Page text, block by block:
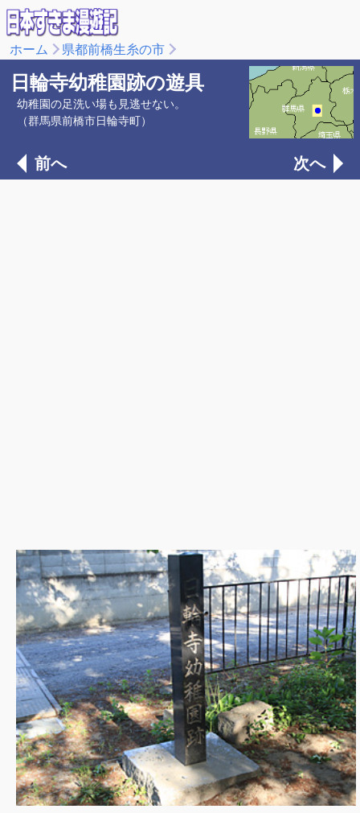
ホーム 県都前橋生糸の市
日輪寺幼稚園跡の遊具
幼稚園の足洗い場も見逃せない。
（群馬県前橋市日輪寺町）
前へ 次へ